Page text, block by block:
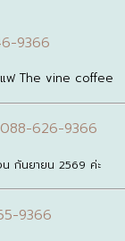
9366
แฟ The vine coffee
626-9366
กันยายน 2569 ค่ะ
9366